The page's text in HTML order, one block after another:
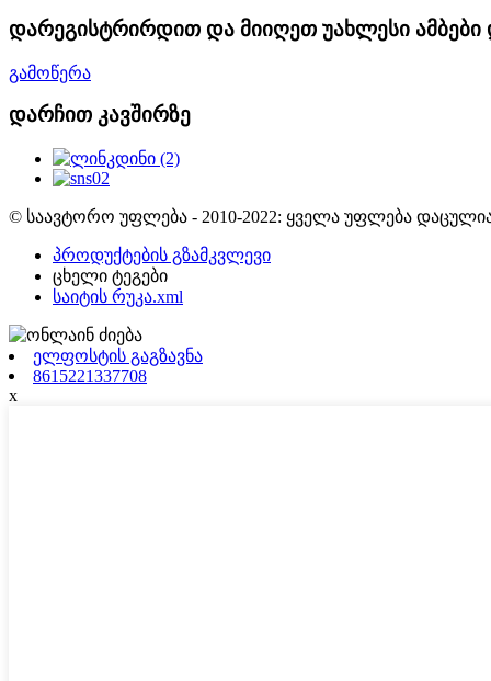
დარეგისტრირდით და მიიღეთ უახლესი ამბები
გამოწერა
დარჩით კავშირზე
© საავტორო უფლება - 2010-2022: ყველა უფლება
პროდუქტების გზამკვლევი
ცხელი ტეგები
საიტის რუკა.xml
ელფოსტის გაგზავნა
8615221337708
x